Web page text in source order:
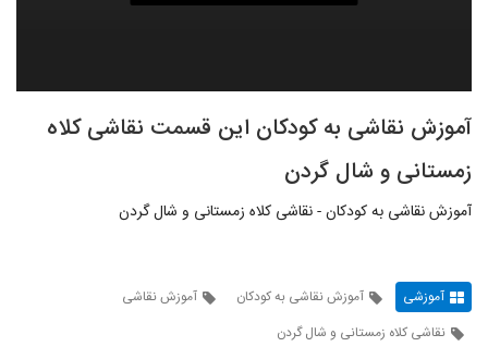
آموزش نقاشی به کودکان این قسمت نقاشی کلاه
زمستانی و شال گردن
آموزش نقاشی به کودکان - نقاشی کلاه زمستانی و شال گردن
آموزشی آموزش نقاشی به کودکان
آموزش نقاشی
نقاشی کلاه زمستانی و شال گردن